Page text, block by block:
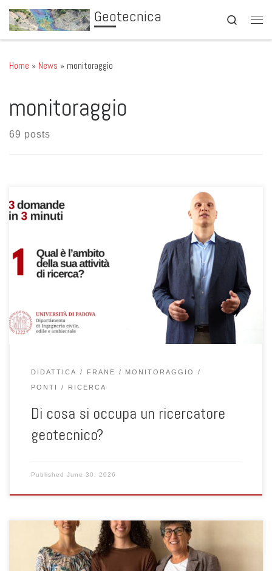
Skip to content Geotecnica
Search
Home » News » monitoraggio
monitoraggio
69 posts
Prosegue la rubrica “3 domande in 3 minuti” di ICEAComunica,
dedicata ai docenti e ricercatori del Dipartimento di Ingegneria
Civile, Edile e Ambientale dell’Università di Padova. Protagonista di
questo episodio è il prof. Lorenzo Brezzi, che racconta in modo
semplice e coinvolgente il proprio ambito di ricerca, illustrando le
DIDATTICA FRANE MONITORAGGIO
PONTI RICERCA
Di cosa si occupa un ricercatore
geotecnico?
Published June 30, 2026
L’11 giugno 2026, alle ore 9:30, presso Palazzo del Bo (Sala